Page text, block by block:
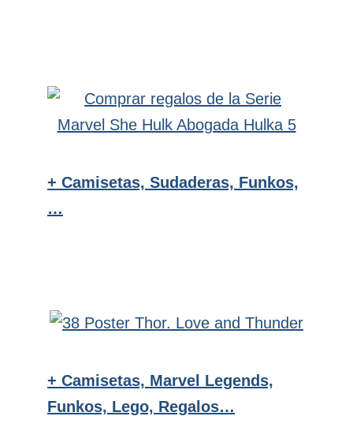
+ Camisetas, Sudaderas, Funkos,
…
+ Camisetas, Marvel Legends,
Funkos, Lego, Regalos…